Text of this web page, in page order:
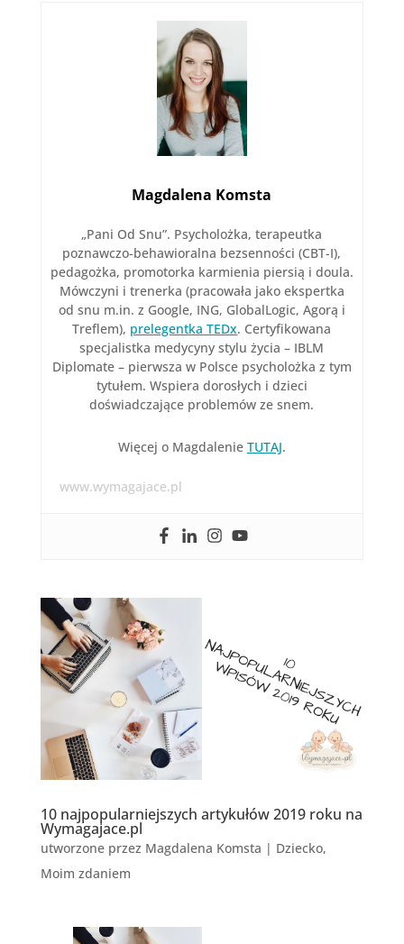
Magdalena Komsta
„Pani Od Snu”. Psycholożka, terapeutka
poznawczo-behawioralna bezsenności (CBT-I),
pedagożka, promotorka karmienia piersią i doula.
Mówczyni i trenerka (pracowała jako ekspertka
od snu m.in. z Google, ING, GlobalLogic, Agorą i
Treflem), prelegentka TEDx. Certyfikowana
specjalistka medycyny stylu życia – IBLM
Diplomate – pierwsza w Polsce psycholożka z tym
tytułem. Wspiera dorosłych i dzieci
doświadczające problemów ze snem.
Więcej o Magdalenie TUTAJ.
www.wymagajace.pl
10 najpopularniejszych artykułów 2019 roku na
Wymagajace.pl
utworzone przez Magdalena Komsta | Dziecko,
Moim zdaniem